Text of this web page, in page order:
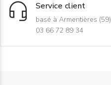
Service client
basé à Armentières (59)
03 66 72 89 34